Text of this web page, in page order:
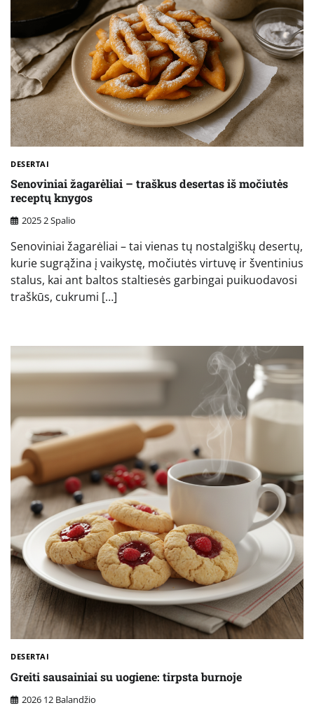
DESERTAI
Senoviniai žagarėliai – traškus desertas iš močiutės
receptų knygos
2025 2 Spalio
Senoviniai žagarėliai – tai vienas tų nostalgiškų desertų,
kurie sugrąžina į vaikystę, močiutės virtuvę ir šventinius
stalus, kai ant baltos staltiesės garbingai puikuodavosi
traškūs, cukrumi […]
DESERTAI
Greiti sausainiai su uogiene: tirpsta burnoje
2026 12 Balandžio